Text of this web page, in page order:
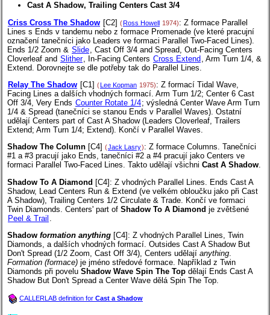
Cast A Shadow, Trailing Centers Cast 3/4
Criss Cross The Shadow [C2] (Ross Howell 1974): Z formace Parallel
Lines s Ends v tandemu nebo z formace Promenade (ve které pracujní
označení tanečníci jako Leaders ve formaci Parallel Two-Faced Lines).
Ends 1/2 Zoom & Slide , Cast Off 3/4 and Spread, Out-Facing Centers
Cloverleaf and Slither , In-Facing Centers Cross Extend , Arm Turn 1/4, &
Extend. Dorovnejte se dle potřeby tak do Parallel Lines.
Relay The Shadow [C1] (Lee Kopman 1975): Z formací Tidal Wave,
Facing Lines a dalších vhodných formací. Arm Turn 1/2; Center 6 Cast
Off 3/4, Very Ends Counter Rotate 1/4; výsledná Center Wave Arm Turn
1/4 & Spread (tanečníci se stanou Ends v Parallel Waves). Ostatní
udělají Centers part of Cast A Shadow (Leaders Cloverleaf, Trailers
Extend; Arm Turn 1/4; Extend). Končí v Parallel Waves.
Shadow The Column [C4] (Jack Lasry): Z formace Columns. Tanečníci
#1 a #3 pracují jako Ends, tanečníci #2 a #4 pracují jako Centers ve
formaci Parallel Two-Faced Lines. Takto udělají všichni Cast A Shadow.
Shadow To A Diamond [C4]: Z vhodných Parallel Lines. Ends Cast A
Shadow, Lead Centers Run & Extend (ve velkém obloučku jako při Cast
A Shadow), Trailing Centers 1/2 Circulate & Trade. Končí ve formaci
Twin Diamonds. Centers' part of Shadow To A Diamond je zvětšené
Peel & Trail
Shadow formation anything [C4] : Z vhodných Parallel Lines, Twin
Diamonds, a dalších vhodných formací. Outsides Cast A Shadow But
Don't Spread (1/2 Zoom, Cast Off 3/4), Centers udělají anything
Formation (formace) je jméno středové formace. Například z Twin
Diamonds při povelu Shadow Wave Spin The Top dělají Ends Cast A
Shadow But Don't Spread a Center Wave dělá Spin The Top.
CALLERLAB definition for Cast a Shadow